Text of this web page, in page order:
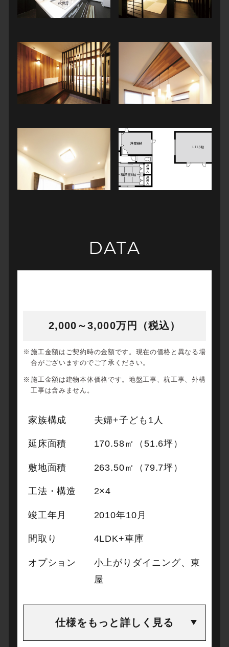
DATA
2,000～3,000万円（税込）
施工金額はご契約時の金額です。現在の価格と異なる場
合がございますのでご了承ください。
施工金額は建物本体価格です。地盤工事、杭工事、外構
工事は含みません。
家族構成 夫婦+子ども1人
延床面積 170.58㎡（51.6坪）
敷地面積 263.50㎡（79.7坪）
工法・構造 2×4
竣工年月 2010年10月
間取り 4LDK+車庫
オプション
小上がりダイニング、東
屋
仕様をもっと詳しく見る